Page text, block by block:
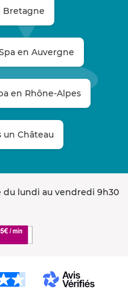
Bretagne
en Auvergne
en Rhône-Alpes
un Château
du lundi au vendredi 9h30